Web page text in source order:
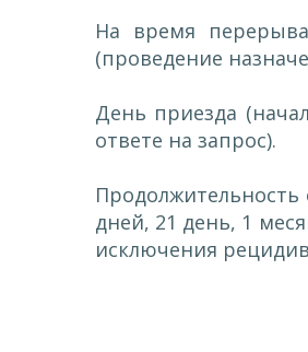
На время
(проведение
День приезда
ответе на запрос).
Продолжительность
дней, 21 день, 1
исключения